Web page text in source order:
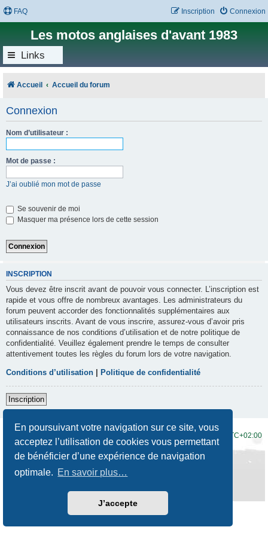
En poursuivant votre navigation sur ce site, vous
acceptez l’utilisation de cookies vous permettant
de bénéficier d’une expérience de navigation
optimale. En savoir plus…
J’accepte
FAQ Connexion
Inscription
Les motos anglaises d'avant 1983
Links
Accueil Accueil du forum
Connexion
Nom d’utilisateur :
Mot de passe :
J’ai oublié mon mot de passe
Se souvenir de moi
Masquer ma présence lors de cette session
INSCRIPTION
Vous devez être inscrit avant de pouvoir vous connecter. L’inscription est
rapide et vous offre de nombreux avantages. Les administrateurs du
forum peuvent accorder des fonctionnalités supplémentaires aux
utilisateurs inscrits. Avant de vous inscrire, assurez-vous d’avoir pris
connaissance de nos conditions d’utilisation et de notre politique de
confidentialité. Veuillez également prendre le temps de consulter
attentivement toutes les règles du forum lors de votre navigation.
Conditions d’utilisation Politique de confidentialité
Inscription
UTC+02:00
Développé par phpBB® Forum Software © phpBB Limited
Traduction française officielle
Prosilver New Edition
Confidentialité|Conditions